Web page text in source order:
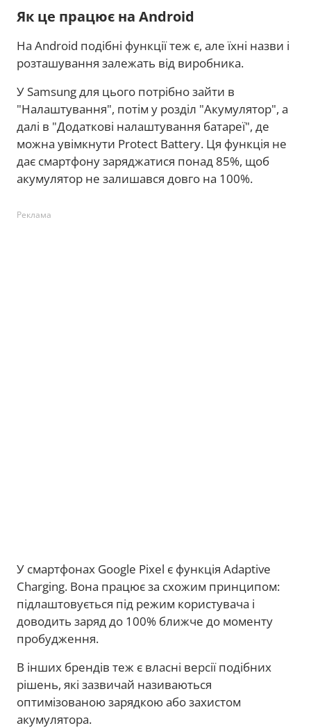
Як це працює на Android
На Android подібні функції теж є, але їхні назви і
розташування залежать від виробника.
У Samsung для цього потрібно зайти в
"Налаштування", потім у розділ "Акумулятор", а
далі в "Додаткові налаштування батареї", де
можна увімкнути Protect Battery. Ця функція не
дає смартфону заряджатися понад 85%, щоб
акумулятор не залишався довго на 100%.
Реклама
У смартфонах Google Pixel є функція Adaptive
Charging. Вона працює за схожим принципом:
підлаштовується під режим користувача і
доводить заряд до 100% ближче до моменту
пробудження.
В інших брендів теж є власні версії подібних
рішень, які зазвичай називаються
оптимізованою зарядкою або захистом
акумулятора.